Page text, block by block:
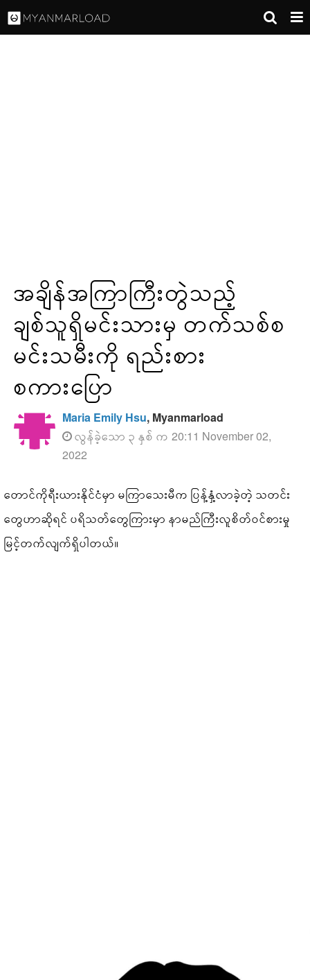
အချိန်အကြာကြီးတွဲသည့်
ချစ်သူရှိမင်းသားမှ တက်သစ်စ
မင်းသမီးကို ရည်းစား
စကားပြော
Maria Emily Hsu, Myanmarload
လွန်ခဲ့သော ၃ နှစ် က 20:11 November 02,
2022
တောင်ကိုရီးယားနိုင်ငံမှာ မကြာသေးမီက ပြန့်နှံ့လာခဲ့တဲ့ သတင်း
တွေဟာဆိုရင် ပရိသတ်တွေကြားမှာ နာမည်ကြီးလူစိတ်ဝင်စားမှု
မြင့်တက်လျက်ရှိပါတယ်။